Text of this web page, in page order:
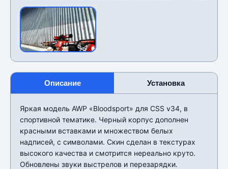
Описание Установка
Яркая модель AWP «Bloodsport» для CSS v34, в
спортивной тематике. Черный корпус дополнен
красными вставками и множеством белых
надписей, с символами. Скин сделан в текстурах
высокого качества и смотрится нереально круто.
Обновлены звуки выстрелов и перезарядки.